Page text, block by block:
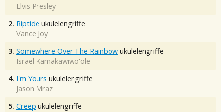
Elvis Presley
2. Riptide ukulelengriffe
Vance Joy
3. Somewhere Over The Rainbow ukulelengriffe
Israel Kamakawiwo'ole
4. I'm Yours ukulelengriffe
Jason Mraz
5. Creep ukulelengriffe